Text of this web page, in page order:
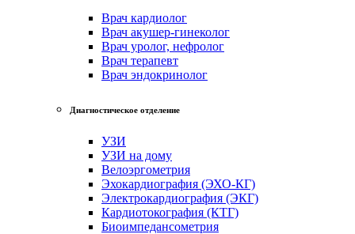
Врач кардиолог
Врач акушер-гинеколог
Врач уролог, нефролог
Врач терапевт
Врач эндокринолог
Диагностическое отделение
УЗИ
УЗИ на дому
Велоэргометрия
Эхокардиография (ЭХО-КГ)
Электрокардиография (ЭКГ)
Кардиотокография (КТГ)
Биоимпедансометрия